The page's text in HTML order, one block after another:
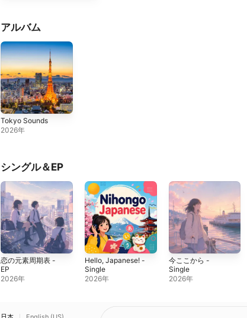
アルバム
Tokyo Sounds
2026年
シングル＆EP
恋の元素周期表 -
EP
2026年
Hello, Japanese! -
Single
2026年
今ここから -
Single
2026年